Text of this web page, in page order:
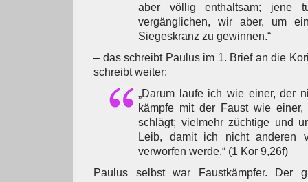
aber völlig enthaltsam; jene
vergänglichen, wir aber, um
Siegeskranz zu gewinnen.“
– das schreibt Paulus im 1. Brief an die
schreibt weiter:
„Darum laufe ich wie einer, der
kämpfe mit der Faust wie
schlägt; vielmehr züchtige und
Leib, damit ich nicht anderen
verworfen werde.“ (1 Kor 9,26f)
Paulus selbst war Faustkämpfer. Der